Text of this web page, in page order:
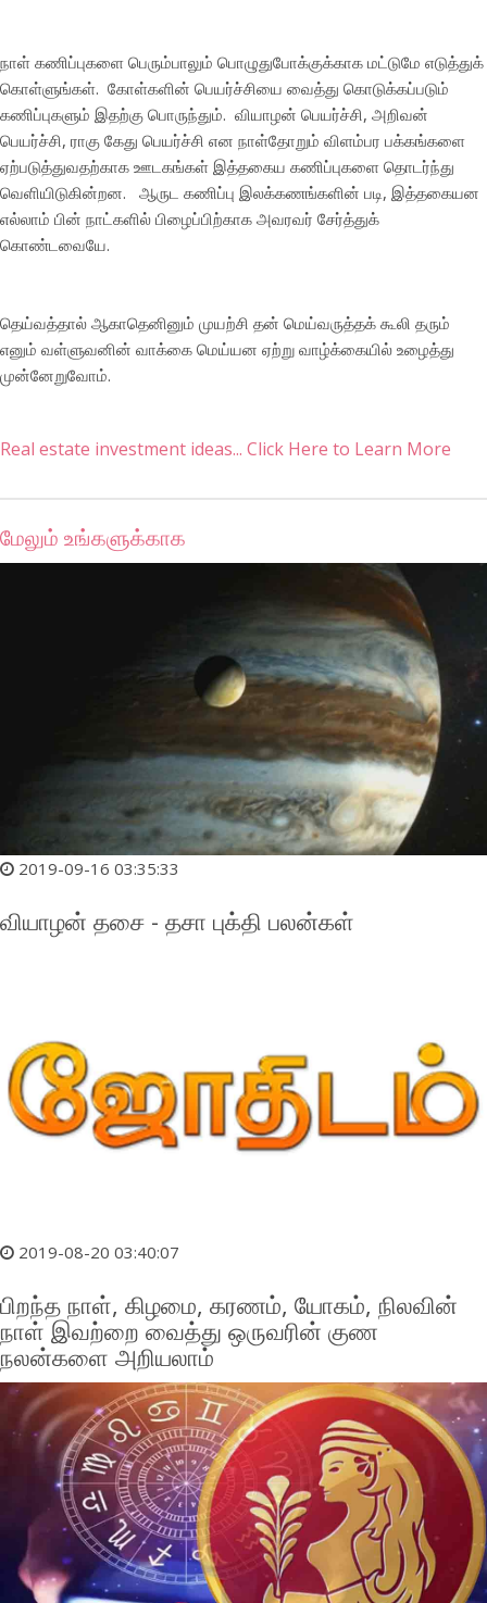
நாள் கணிப்புகளை பெரும்பாலும் பொழுதுபோக்குக்காக மட்டுமே எடுத்துக்
கொள்ளுங்கள். கோள்களின் பெயர்ச்சியை வைத்து கொடுக்கப்படும்
கணிப்புகளும் இதற்கு பொருந்தும். வியாழன் பெயர்ச்சி, அறிவன்
பெயர்ச்சி, ராகு கேது பெயர்ச்சி என நாள்தோறும் விளம்பர பக்கங்களை
ஏற்படுத்துவதற்காக ஊடகங்கள் இத்தகைய கணிப்புகளை தொடர்ந்து
வெளியிடுகின்றன. ஆருட கணிப்பு இலக்கணங்களின் படி, இத்தகையன
எல்லாம் பின் நாட்களில் பிழைப்பிற்காக அவரவர் சேர்த்துக்
கொண்டவையே.
தெய்வத்தால் ஆகாதெனினும் முயற்சி தன் மெய்வருத்தக் கூலி தரும்
எனும் வள்ளுவனின் வாக்கை மெய்யன ஏற்று வாழ்க்கையில் உழைத்து
முன்னேறுவோம்.
Real estate investment ideas... Click Here to Learn More
மேலும் உங்களுக்காக
2019-09-16 03:35:33
வியாழன் தசை - தசா புக்தி பலன்கள்
2019-08-20 03:40:07
பிறந்த நாள், கிழமை, கரணம், யோகம், நிலவின்
நாள் இவற்றை வைத்து ஒருவரின் குண
நலன்களை அறியலாம்